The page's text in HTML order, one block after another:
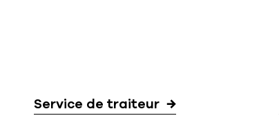
Service de traiteur